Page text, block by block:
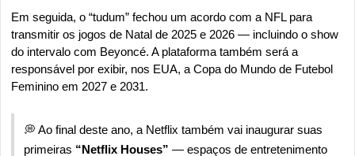
Em seguida, o “tudum” fechou um acordo com a NFL para
transmitir os jogos de Natal de 2025 e 2026 — incluindo o show
do intervalo com Beyoncé. A plataforma também será a
responsável por exibir, nos EUA, a Copa do Mundo de Futebol
Feminino em 2027 e 2031.
💭 Ao final deste ano, a Netflix também vai inaugurar suas
primeiras “Netflix Houses” — espaços de entretenimento